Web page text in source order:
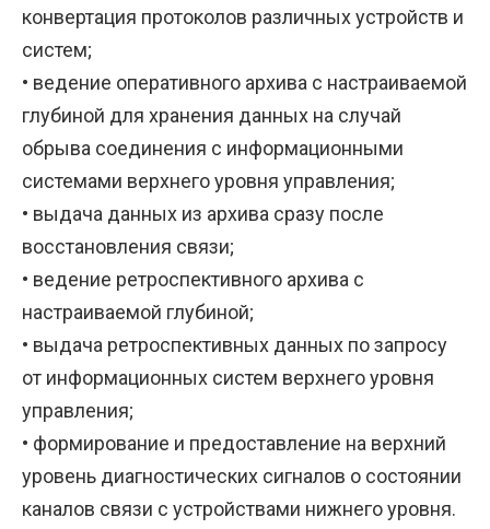
конвертация протоколов различных устройств и
систем;
• ведение оперативного архива с настраиваемой
глубиной для хранения данных на случай
обрыва соединения с информационными
системами верхнего уровня управления;
• выдача данных из архива сразу после
восстановления связи;
• ведение ретроспективного архива с
настраиваемой глубиной;
• выдача ретроспективных данных по запросу
от информационных систем верхнего уровня
управления;
• формирование и предоставление на верхний
уровень диагностических сигналов о состоянии
каналов связи с устройствами нижнего уровня.